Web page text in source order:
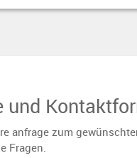
und
anfrage zum
Fragen.